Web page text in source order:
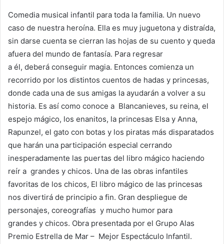
Comedia musical infantil para toda la familia. Un nuevo
caso de nuestra heroína. Ella es muy juguetona y distraída,
sin darse cuenta se cierran las hojas de su cuento y queda
afuera del mundo de fantasía. Para regresar
a él, deberá conseguir magia. Entonces comienza un
recorrido por los distintos cuentos de hadas y princesas,
donde cada una de sus amigas la ayudarán a volver a su
historia. Es así como conoce a Blancanieves, su reina, el
espejo mágico, los enanitos, la princesas Elsa y Anna,
Rapunzel, el gato con botas y los piratas más disparatados
que harán una participación especial cerrando
inesperadamente las puertas del libro mágico haciendo
reír a grandes y chicos. Una de las obras infantiles
favoritas de los chicos, El libro mágico de las princesas
nos divertirá de principio a fin. Gran despliegue de
personajes, coreografías y mucho humor para
grandes y chicos. Obra presentada por el Grupo Alas
Premio Estrella de Mar – Mejor Espectáculo Infantil.